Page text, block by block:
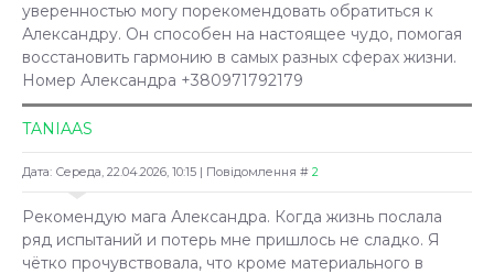
уверенностью могу порекомендовать обратиться к
Александру. Он способен на настоящее чудо, помогая
восстановить гармонию в самых разных сферах жизни.
Номер Александра +380971792179
TANIAAS
Дата: Середа, 22.04.2026, 10:15 | Повідомлення # 2
Рекомендую мага Александра. Когда жизнь послала
ряд испытаний и потерь мне пришлось не сладко. Я
чётко прочувствовала, что кроме материального в